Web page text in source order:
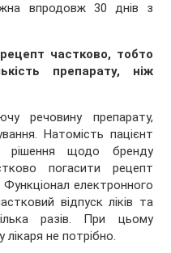
впродовж 30 днів з
частково, тобто
препарату, ніж
речовину препарату,
Натомість пацієнт
рішення щодо бренду
погасити рецепт
електронного
відпуск ліків та
разів. При цьому
не потрібно.